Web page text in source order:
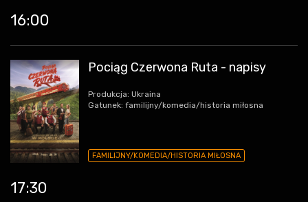
16:00
Pociąg Czerwona Ruta - napisy
Produkcja: Ukraina
Gatunek: familijny/komedia/historia miłosna
FAMILIJNY/KOMEDIA/HISTORIA MIŁOSNA
17:30